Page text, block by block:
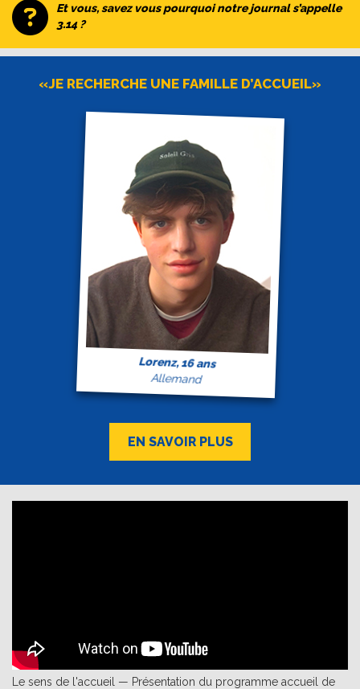
Et vous, savez vous pourquoi notre journal s’appelle
3.14 ?
«JE RECHERCHE UNE FAMILLE D’ACCUEIL»
Lorenz, 16 ans
Allemand
EN SAVOIR PLUS
Le sens de l'accueil — Présentation du programme accueil de